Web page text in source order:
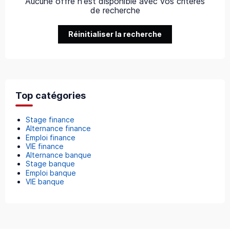
de recherche
Réinitialiser la recherche
Top catégories
Stage finance
Alternance finance
Emploi finance
VIE finance
Alternance banque
Stage banque
Emploi banque
VIE banque